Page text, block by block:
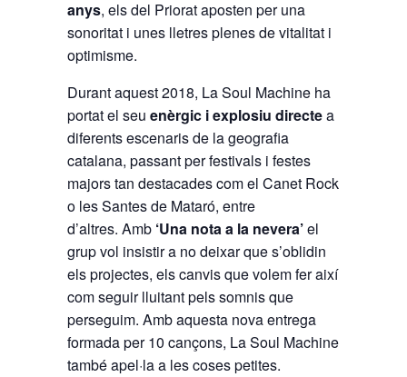
anys, els del Priorat aposten per una
sonoritat i unes lletres plenes de vitalitat i
optimisme.
Durant aquest 2018, La Soul Machine ha
portat el seu enèrgic i explosiu directea
diferents escenaris de la geografia
catalana, passant per festivals i festes
majors tan destacades com el Canet Rock
o les Santes de Mataró, entre
d’altres. Amb ‘Una nota a la nevera’el
grup vol insistir a no deixar que s’oblidin
els projectes, els canvis que volem fer així
com seguir lluitant pels somnis que
perseguim. Amb aquesta nova entrega
formada per 10 cançons, La Soul Machine
també apel·la a les coses petites.